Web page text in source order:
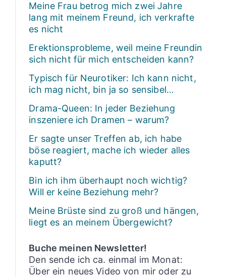
Meine Frau betrog mich zwei Jahre
lang mit meinem Freund, ich verkrafte
es nicht
Erektionsprobleme, weil meine Freundin
sich nicht für mich entscheiden kann?
Typisch für Neurotiker: Ich kann nicht,
ich mag nicht, bin ja so sensibel…
Drama-Queen: In jeder Beziehung
inszeniere ich Dramen – warum?
Er sagte unser Treffen ab, ich habe
böse reagiert, mache ich wieder alles
kaputt?
Bin ich ihm überhaupt noch wichtig?
Will er keine Beziehung mehr?
Meine Brüste sind zu groß und hängen,
liegt es an meinem Übergewicht?
Buche meinen Newsletter!
Den sende ich ca. einmal im Monat:
Über ein neues Video von mir oder zu